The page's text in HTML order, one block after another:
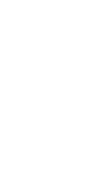
של אסטרה,
והמושכת של
של הצד הצרפתי